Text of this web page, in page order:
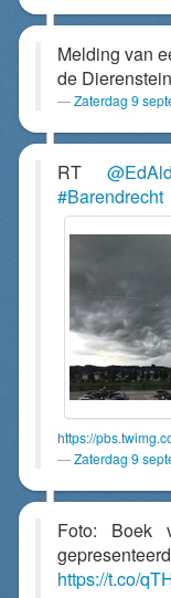
Melding van
de
Zaterdag 9
RT
#Barendrecht
https://
Zaterdag 9
Foto: Boek
https://t.co/